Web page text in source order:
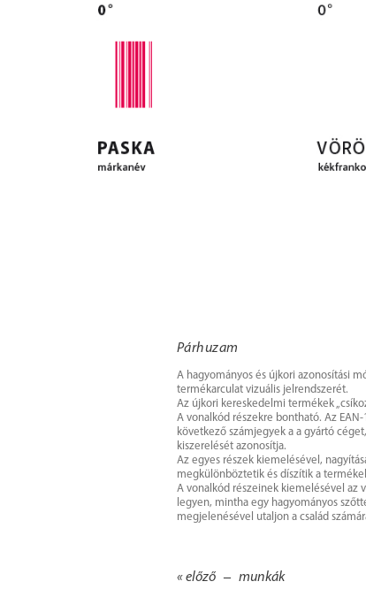
Párhuzam
A hagyományos és újkori azonosítási
termékarculat vizuális jelrendszerét.
Az újkori kereskedelmi termékek
A vonalkód részekre bontható. Az
következő számjegyek a a gyártó
kiszerelését azonosítja.
Az egyes részek kiemelésével,
megkülönböztetik és díszítik a
A vonalkód részeinek kiemelésével az
legyen, mintha egy hagyományos
megjelenésével utaljon a család
« előző – munkák